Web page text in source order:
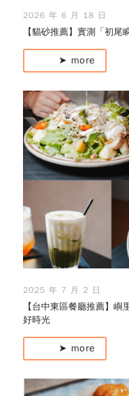
2026 年 6 月 18 日
【貓砂推薦】實測「初尾
➤ more
2025 年 7 月 2 日
【台中東區餐廳推薦】
好時光
➤ more